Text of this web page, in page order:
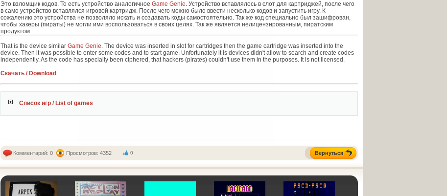
Это взломщик кодов. То есть устройство аналогичное Game Genie. Устройство вставлялось в слот для картриджей, после чего
в само устройство вставлялся игровой картридж. После чего можно было ввести несколько кодов и запустить игру. К
сожалению это устройства не позволяло искать и создавать коды самостоятельно. Так же код специально был зашифрован,
чтобы хакеры (пираты) не могли ими воспользоваться в своих целях. Так же является нелицензированным, пиратским
продуктом.
That is the device similar Game Genie. The device was inserted in slot for cartridges then the game cartridge was inserted into the
device. Then it was possible to enter some codes and to start game. Unfortunately it is devices didn't allow to search and create codes
independently. As the code has specially been ciphered, that hackers (pirates) couldn't use them in the purposes. It is not licensed.
Скачать / Download
Список игр / List of games
Вернуться
Комментарий: 0 Просмотров: 4352 0